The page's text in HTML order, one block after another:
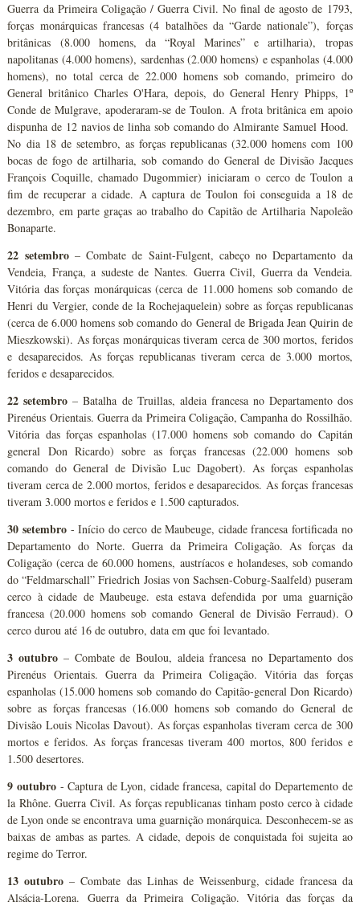
Guerra da Primeira Coligação / Guerra Civil. No final de agosto de 1793,
forças monárquicas francesas (4 batalhões da “Garde nationale”), forças
britânicas (8.000 homens, da “Royal Marines” e artilharia), tropas
napolitanas (4.000 homens), sardenhas (2.000 homens) e espanholas (4.000
homens), no total cerca de 22.000 homens sob comando, primeiro do
General britânico Charles O'Hara, depois, do General Henry Phipps, 1º
Conde de Mulgrave, apoderaram-se de Toulon. A frota britânica em apoio
dispunha de 12 navios de linha sob comando do Almirante Samuel Hood.
No dia 18 de setembro, as forças republicanas (32.000 homens com 100
bocas de fogo de artilharia, sob comando do General de Divisão Jacques
François Coquille, chamado Dugommier) iniciaram o cerco de Toulon a
fim de recuperar a cidade. A captura de Toulon foi conseguida a 18 de
dezembro, em parte graças ao trabalho do Capitão de Artilharia Napoleão
Bonaparte.
22 setembro– Combate de Saint-Fulgent, cabeço no Departamento da
Vendeia, França, a sudeste de Nantes. Guerra Civil, Guerra da Vendeia.
Vitória das forças monárquicas (cerca de 11.000 homens sob comando de
Henri du Vergier, conde de la Rochejaquelein) sobre as forças republicanas
(cerca de 6.000 homens sob comando do General de Brigada Jean Quirin de
Mieszkowski). As forças monárquicas tiveram cerca de 300 mortos, feridos
e desaparecidos. As forças republicanas tiveram cerca de 3.000 mortos,
feridos e desaparecidos.
22 setembro – Batalha de Truillas, aldeia francesa no Departamento dos
Pirenéus Orientais. Guerra da Primeira Coligação, Campanha do Rossilhão.
Vitória das forças espanholas (17.000 homens sob comando do Capitán
general Don Ricardo) sobre as forças francesas (22.000 homens sob
comando do General de Divisão Luc Dagobert). As forças espanholas
tiveram cerca de 2.000 mortos, feridos e desaparecidos. As forças francesas
tiveram 3.000 mortos e feridos e 1.500 capturados.
30 setembro - Início do cerco de Maubeuge, cidade francesa fortificada no
Departamento do Norte. Guerra da Primeira Coligação. As forças da
Coligação (cerca de 60.000 homens, austríacos e holandeses, sob comando
do “Feldmarschall” Friedrich Josias von Sachsen-Coburg-Saalfeld) puseram
cerco à cidade de Maubeuge. esta estava defendida por uma guarnição
francesa (20.000 homens sob comando General de Divisão Ferraud). O
cerco durou até 16 de outubro, data em que foi levantado.
3 outubro – Combate de Boulou, aldeia francesa no Departamento dos
Pirenéus Orientais. Guerra da Primeira Coligação. Vitória das forças
espanholas (15.000 homens sob comando do Capitão-general Don Ricardo)
sobre as forças francesas (16.000 homens sob comando do General de
Divisão Louis Nicolas Davout). As forças espanholas tiveram cerca de 300
mortos e feridos. As forças francesas tiveram 400 mortos, 800 feridos e
1.500 desertores.
9 outubro - Captura de Lyon, cidade francesa, capital do Departemento de
la Rhône. Guerra Civil. As forças republicanas tinham posto cerco à cidade
de Lyon onde se encontrava uma guarnição monárquica. Desconhecem-se as
baixas de ambas as partes. A cidade, depois de conquistada foi sujeita ao
regime do Terror.
13 outubro – Combate das Linhas de Weissenburg, cidade francesa da
Alsácia-Lorena. Guerra da Primeira Coligação. Vitória das forças da